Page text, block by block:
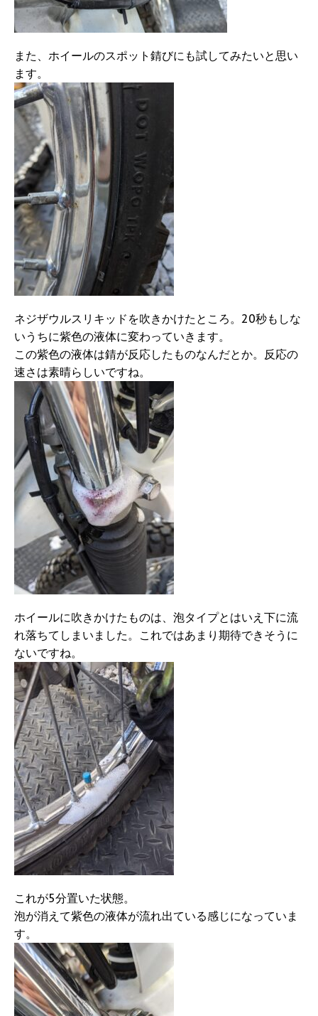
また、ホイールのスポット錆びにも試してみたいと思い
ます。
ネジザウルスリキッドを吹きかけたところ。20秒もしな
いうちに紫色の液体に変わっていきます。
この紫色の液体は錆が反応したものなんだとか。反応の
速さは素晴らしいですね。
ホイールに吹きかけたものは、泡タイプとはいえ下に流
れ落ちてしまいました。これではあまり期待できそうに
ないですね。
これが5分置いた状態。
泡が消えて紫色の液体が流れ出ている感じになっていま
す。